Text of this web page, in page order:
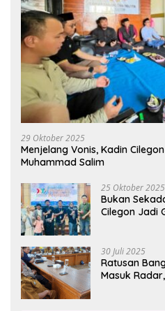
29 Oktober 2025
Menjelang Vonis, Kadin
Muhammad Salim
25 Oktober 2025
Bukan
Cilegon Jadi
30 Juli 2025
Ratusan
Masuk